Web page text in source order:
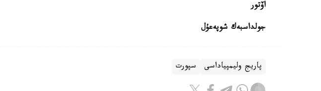
اۆتور
جولداسبەك شوپەعۇل
پاريج وليمپياداسى سپورت